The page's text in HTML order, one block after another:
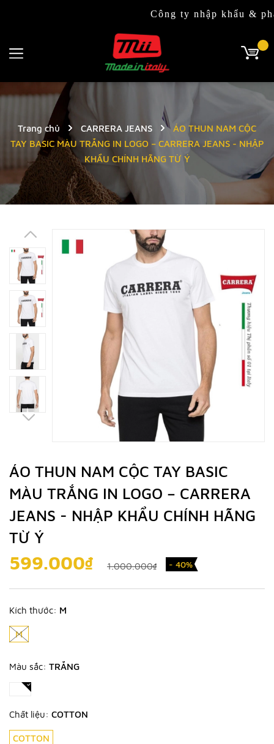
Công ty nhập khẩu & phân
Trang chủ CARRERA JEANS
ÁO THUN NAM CỘC
TAY BASIC MÀU TRẮNG IN LOGO – CARRERA JEANS - NHẬP
KHẨU CHÍNH HÃNG TỪ Ý
ÁO THUN NAM CỘC TAY BASIC
MÀU TRẮNG IN LOGO – CARRERA
JEANS - NHẬP KHẨU CHÍNH HÃNG
TỪ Ý
599.000₫ 1.000.000₫ - 40%
Kích thước: M
M
Màu sắc: TRẮNG
Chất liệu: COTTON
COTTON